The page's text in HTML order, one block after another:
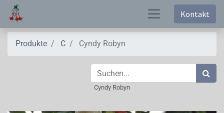
Kontakt
Produkte C Cyndy Robyn
Cyndy Robyn